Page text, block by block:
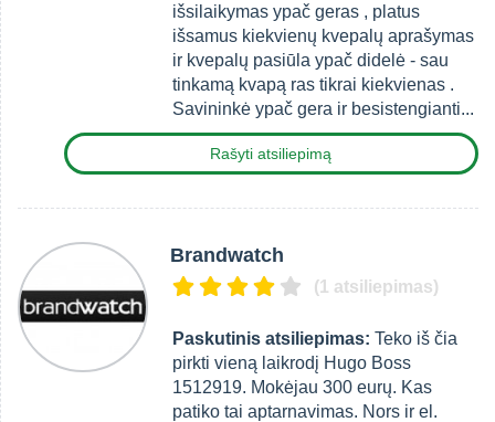
išsilaikymas ypač geras , platus
išsamus kiekvienų kvepalų aprašymas
ir kvepalų pasiūla ypač didelė - sau
tinkamą kvapą ras tikrai kiekvienas .
Savininkė ypač gera ir besistengianti...
Rašyti atsiliepimą
Brandwatch
(1 atsiliepimas)
Paskutinis atsiliepimas: Teko iš čia
pirkti vieną laikrodį Hugo Boss
1512919. Mokėjau 300 eurų. Kas
patiko tai aptarnavimas. Nors ir el.